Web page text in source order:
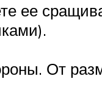
ее
От